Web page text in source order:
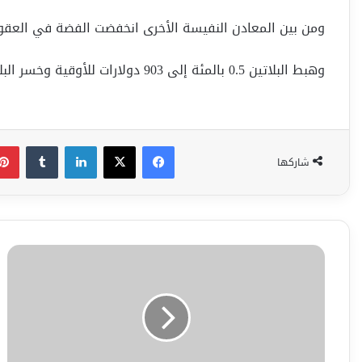
ومن بين المعادن النفيسة الأخرى انخفضت الفضة في العقود الفورية 0.1 بالمئة إلى
وهبط البلاتين 0.5 بالمئة إلى 903 دولارات للأوقية وخسر البلاديوم 2.6 بالمئة إلى 498.512 دولار للأوقية.
شاركها
فيسبوك‫X لينكدإن
فايروس